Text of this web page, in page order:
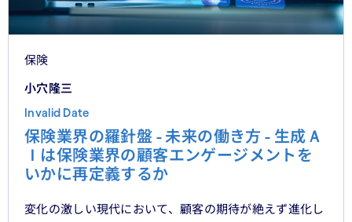
保険
小穴隆三
Invalid Date
保険業界の羅針盤 - 未来の働き方 - 生成Ａ
Ｉは保険業界の顧客エンゲージメントを
いかに再定義するか
変化の激しい現代において、顧客の期待が絶えず進化し